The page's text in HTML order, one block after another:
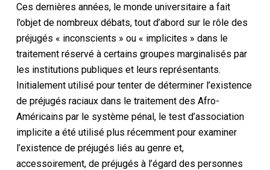
Ces dernières années, le monde universitaire a fait
l’objet de nombreux débats, tout d’abord sur le rôle des
préjugés « inconscients » ou « implicites » dans le
traitement réservé à certains groupes marginalisés par
les institutions publiques et leurs représentants.
Initialement utilisé pour tenter de déterminer l’existence
de préjugés raciaux dans le traitement des Afro-
Américains par le système pénal, le test d’association
implicite a été utilisé plus récemment pour examiner
l’existence de préjugés liés au genre et,
accessoirement, de préjugés à l’égard des personnes